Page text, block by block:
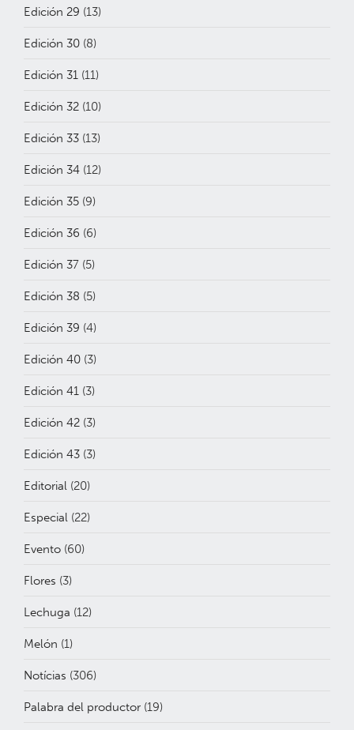
Edición 29 (13)
Edición 30 (8)
Edición 31 (11)
Edición 32 (10)
Edición 33 (13)
Edición 34 (12)
Edición 35 (9)
Edición 36 (6)
Edición 37 (5)
Edición 38 (5)
Edición 39 (4)
Edición 40 (3)
Edición 41 (3)
Edición 42 (3)
Edición 43 (3)
Editorial (20)
Especial (22)
Evento (60)
Flores (3)
Lechuga (12)
Melón (1)
Notícias (306)
Palabra del productor (19)